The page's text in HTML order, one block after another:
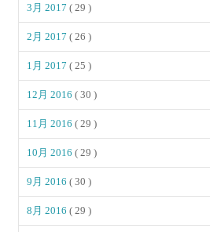
3月 2017( 29 )
2月 2017( 26 )
1月 2017( 25 )
12月 2016( 30 )
11月 2016( 29 )
10月 2016( 29 )
9月 2016( 30 )
8月 2016( 29 )